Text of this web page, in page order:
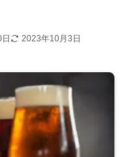
2023年10月3日